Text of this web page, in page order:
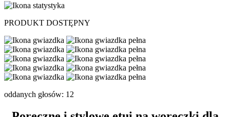
PRODUKT DOSTĘPNY
oddanych głosów: 12